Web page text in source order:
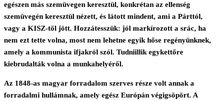
egészen más szemüvegen keresztül, konkrétan az ellenség
szemüvegén keresztül nézett, és látott mindent, ami a Párttól,
vagy a KISZ-től jött. Hozzátesszük: jól markírozott a srác, ha
nem ezt tette volna, most nem lehetne egyik hőse regényünknek,
amely a kommunista ifjakról szól. Tudniillik egykettőre
kiebrudalták volna a munkahelyéről.
Az 1848-as magyar forradalom szerves része volt annak a
forradalmi hullámnak, amely egész Európán végigsöpört. A